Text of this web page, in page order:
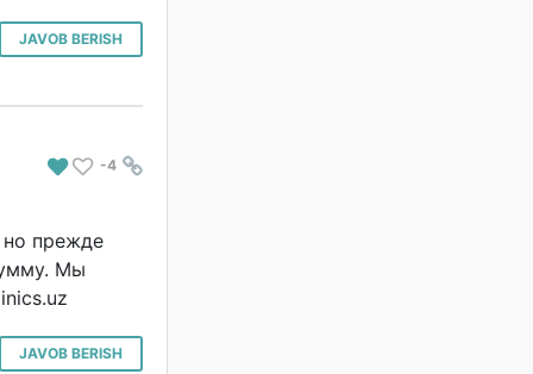
JAVOB BERISH
# -4
прежде
Мы
JAVOB BERISH